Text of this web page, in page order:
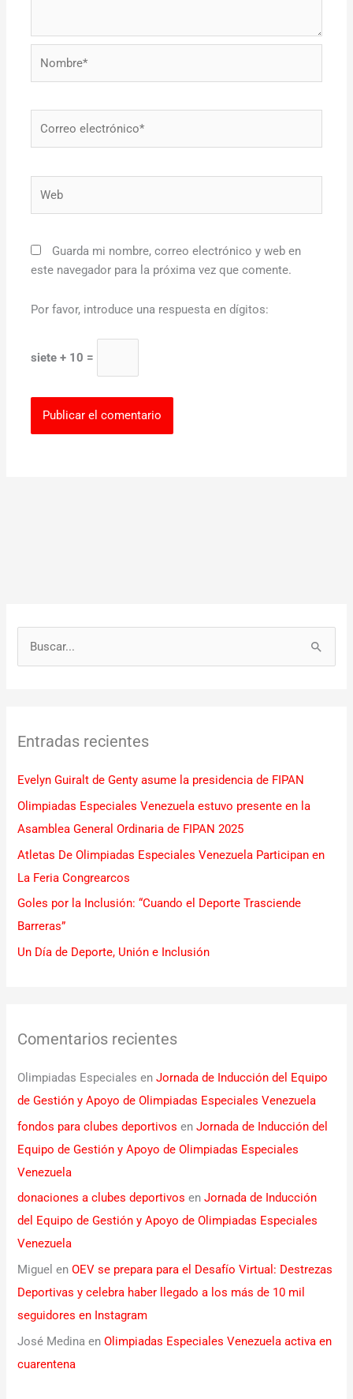
Guarda mi nombre, correo electrónico y web en
este navegador para la próxima vez que comente.
Por favor, introduce una respuesta en dígitos:
siete + 10 =
a
p
o
r
:
Entradas recientes
Evelyn Guiralt de Genty asume la presidencia de FIPAN
Olimpiadas Especiales Venezuela estuvo presente en la
Asamblea General Ordinaria de FIPAN 2025
Atletas De Olimpiadas Especiales Venezuela Participan en
La Feria Congrearcos
Goles por la Inclusión: “Cuando el Deporte Trasciende
Barreras”
Un Día de Deporte, Unión e Inclusión
Comentarios recientes
Olimpiadas Especiales enJornada de Inducción del Equipo
de Gestión y Apoyo de Olimpiadas Especiales Venezuela
fondos para clubes deportivos enJornada de Inducción del
Equipo de Gestión y Apoyo de Olimpiadas Especiales
Venezuela
donaciones a clubes deportivos enJornada de Inducción
del Equipo de Gestión y Apoyo de Olimpiadas Especiales
Venezuela
Miguel enOEV se prepara para el Desafío Virtual: Destrezas
Deportivas y celebra haber llegado a los más de 10 mil
seguidores en Instagram
José Medina enOlimpiadas Especiales Venezuela activa en
cuarentena